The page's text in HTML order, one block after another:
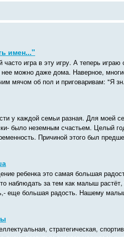
имен..."
игра в эту игру. А теперь играю
можно даже дома. Наверное,
мячом об пол и приговаривам: "Я
у каждой семьи разная. Для моей
было неземным счастьем. Целый
Причиной этого был
ребенка это самая большая
наблюдать за тем как малыш растёт,
еще большая радость. Нашему
стратегическая,